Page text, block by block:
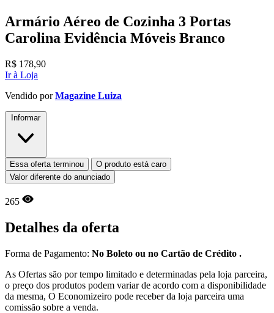
Armário Aéreo de Cozinha 3 Portas
Carolina Evidência Móveis Branco
R$ 178,90
Ir à Loja
Vendido porMagazine Luiza
Informar
Essa oferta terminou
O produto está caro
Valor diferente do anunciado
265
Detalhes da oferta
Forma de Pagamento: No Boleto ou no Cartão de Crédito .
As Ofertas são por tempo limitado e determinadas pela loja parceira,
o preço dos produtos podem variar de acordo com a disponibilidade
da mesma, O Economizeiro pode receber da loja parceira uma
comissão sobre a venda.